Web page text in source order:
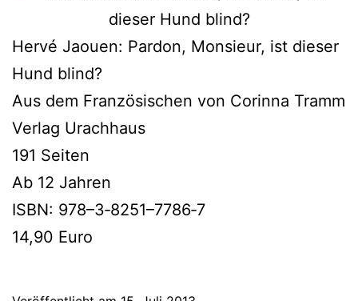
Hervé Jaouen: Pardon, Monsieur, ist die­ser
Hund blind?
Aus dem Französischen von Corinna Tramm
Verlag Urachhaus
191 Seiten
Ab 12 Jahren
ISBN: 978–3‑8251–7786‑7
14,90 Euro